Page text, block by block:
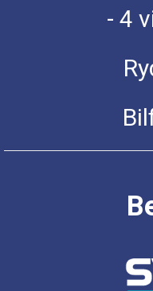
- 4